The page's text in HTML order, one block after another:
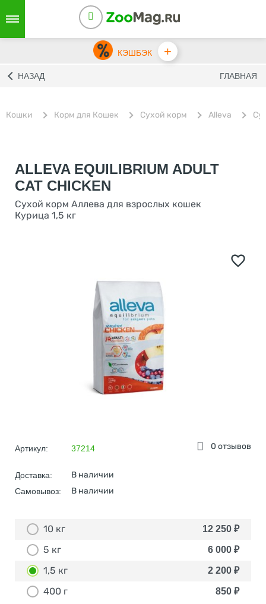
КЭШБЭК +
НАЗАД ГЛАВНАЯ
Кошки Корм для Кошек Сухой корм Alleva
ALLEVA EQUILIBRIUM ADULT
CAT CHICKEN
Сухой корм Аллева для взрослых кошек
Курица 1,5 кг
0 отзывов
Артикул: 37214
Доставка: В наличии
Самовывоз: В наличии
10 кг 12 250 ₽
5 кг 6 000 ₽
1,5 кг 2 200 ₽
400 г 850 ₽